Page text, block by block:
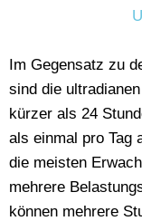
Im Gegensatz zu
sind die
kürzer als 24
als einmal pro Tag
die meisten
mehrere
können mehrere